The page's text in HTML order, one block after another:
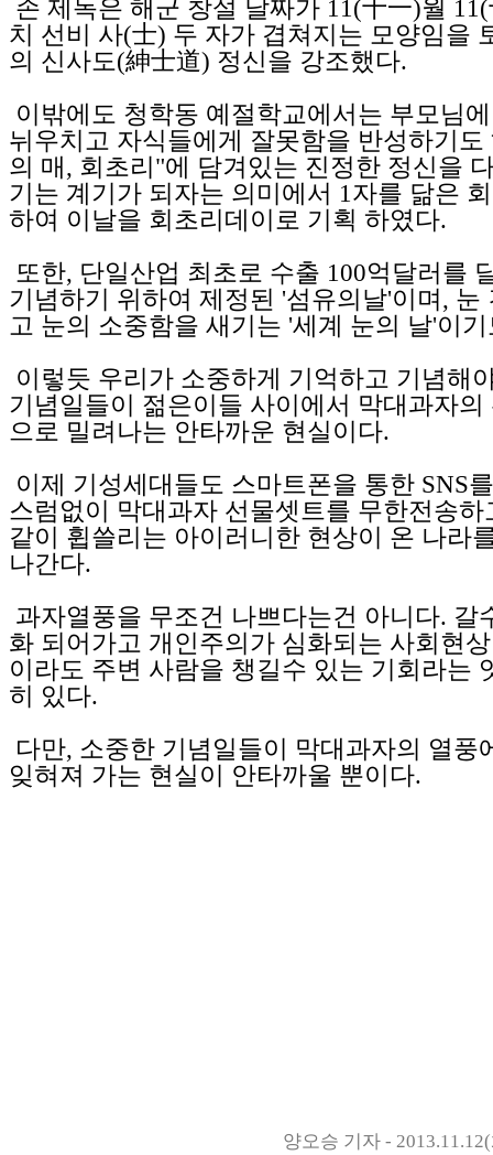
손 제독은 해군 창설 날짜가 11(十一)월
치 선비 사(士) 두 자가 겹쳐지는 모양임을
의 신사도(紳士道) 정신을 강조했다.
이밖에도 청학동 예절학교에서는 부모님
뉘우치고 자식들에게 잘못함을 반성하기
의 매, 회초리"에 담겨있는 진정한 정신을
기는 계기가 되자는 의미에서 1자를 닮은
하여 이날을 회초리데이로 기획 하였다.
또한, 단일산업 최초로 수출 100억달러를
기념하기 위하여 제정된 '섬유의날'이며, 눈
고 눈의 소중함을 새기는 '세계 눈의 날'이
이렇듯 우리가 소중하게 기억하고 기념해
기념일들이 젊은이들 사이에서 막대과자의
으로 밀려나는 안타까운 현실이다.
이제 기성세대들도 스마트폰을 통한 SNS
스럼없이 막대과자 선물셋트를 무한전송하
같이 휩쓸리는 아이러니한 현상이 온 나라
나간다.
과자열풍을 무조건 나쁘다는건 아니다. 갈
화 되어가고 개인주의가 심화되는 사회현
이라도 주변 사람을 챙길수 있는 기회라는
히 있다.
다만, 소중한 기념일들이 막대과자의 열풍
잊혀져 가는 현실이 안타까울 뿐이다.
양오승 기자 -